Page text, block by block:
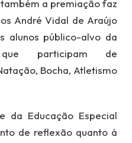
a premiação faz
André Vidal de Araújo
alunos público-alvo da
que participam de
Bocha, Atletismo
da Educação Especial
de reflexão quanto à